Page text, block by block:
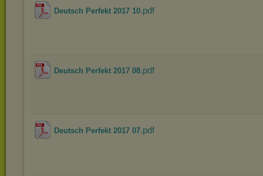
Deutsch Perfekt 2017 10.pdf
Deutsch Perfekt 2017 08.pdf
Deutsch Perfekt 2017 07.pdf